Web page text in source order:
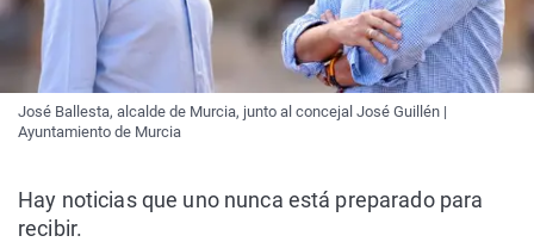
José Ballesta, alcalde de Murcia, junto al concejal José Guillén |
Ayuntamiento de Murcia
Hay noticias que uno nunca está preparado para
recibir.